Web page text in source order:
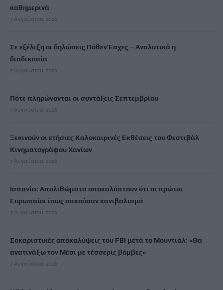
καθημερινά
7 Αυγούστου, 2026
Σε εξέλιξη οι δηλώσεις Πόθεν Έσχες – Αναλυτικά η
διαδικασία
7 Αυγούστου, 2026
Πότε πληρώνονται οι συντάξεις Σεπτεμβρίου
7 Αυγούστου, 2026
Ξεκινούν οι ετήσιες Καλοκαιρινές Εκθέσεις του Φεστιβάλ
Κινηματογράφου Χανίων
7 Αυγούστου, 2026
Ισπανία: Απολιθώματα αποκαλύπτουν ότι οι πρώτοι
Ευρωπαίοι ίσως ασκούσαν κανιβαλισμό
7 Αυγούστου, 2026
Σοκαριστικές αποκαλύψεις του FBI μετά το Μουντιάλ: «Θα
ανατινάξω τον Μέσι με τέσσερις βόμβες»
7 Αυγούστου, 2026